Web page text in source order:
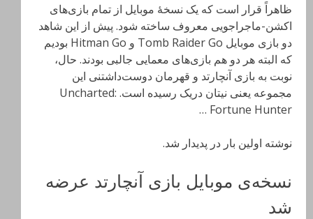
ظاهراً قرار است که یک نسخۀ موبایل از تمام بازی‌های
اکشن-ماجراجویی معروف ساخته شود. پیش از این شاهد
دو بازی موبایل Tomb Raider Go و Hitman Go بودیم
که البته هر دو هم بازی‌های معمایی جالبی بودند. حال،
نوبت به بازی آنچارتد و قهرمان دوست‌داشتنی این
مجموعه یعنی نیتان دریک رسیده است. Uncharted:
Fortune Hunter …
نوشته اولین بار در پدیدار شد.
نسخه‌ی موبایل بازی آنچارتد عرضه
شد